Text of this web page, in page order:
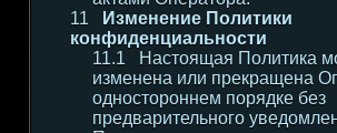
Изменение Политики
конфиденциальности
Настоящая Политика
изменена или прекращена
одностороннем порядке без
предварительного